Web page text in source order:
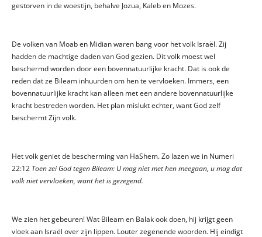
gestorven in de woestijn, behalve Jozua, Kaleb en Mozes.
De volken van Moab en Midian waren bang voor het volk Israël. Zij
hadden de machtige daden van God gezien. Dit volk moest wel
beschermd worden door een bovennatuurlijke kracht. Dat is ook de
reden dat ze Bileam inhuurden om hen te vervloeken. Immers, een
bovennatuurlijke kracht kan alleen met een andere bovennatuurlijke
kracht bestreden worden. Het plan mislukt echter, want God zelf
beschermt Zijn volk.
Het volk geniet de bescherming van HaShem. Zo lazen we in Numeri
22:12 Toen zei God tegen Bileam: U mag niet met hen meegaan, u mag dat
volk niet vervloeken, want het is gezegend.
We zien het gebeuren! Wat Bileam en Balak ook doen, hij krijgt geen
vloek aan Israël over zijn lippen. Louter zegenende woorden. Hij eindigt